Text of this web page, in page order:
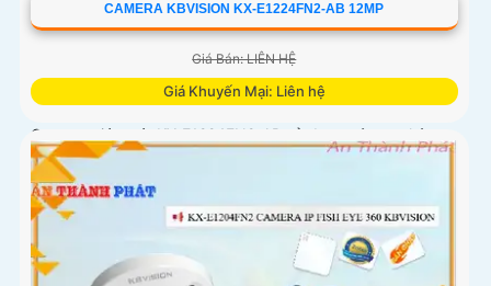
CAMERA KBVISION KX-E1224FN2-AB 12MP
Giá Bán: LIÊN HỆ
Giá Khuyến Mại: Liên hệ
Camera giám sát KX-E1224FN2-AB sử dụng công nghệ
Starlight tiên tiến, có khả năng giám sát tốt trong môi
trường thiếu ánh sáng. Với độ phân giải HD IP, sản phẩm
này mang lại hình ảnh chất lượng cao, rõ nét